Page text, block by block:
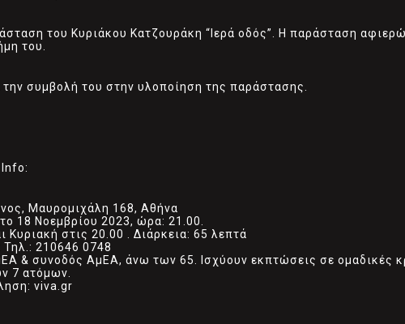
του Κυριάκου Κατζουράκη “Ιερά οδός”. Η παράσταση
του.
συμβολή του στην υλοποίηση της παράστασης.
Info:
Μαυρομιχάλη 168, Αθήνα
18 Νοεμβρίου 2023, ώρα: 21.00.
Κυριακή στις 20.00 . Διάρκεια: 65 λεπτά
Τηλ.: 210646 0748
& συνοδός ΑμΕΑ, άνω των 65. Ισχύουν εκπτώσεις σε ομαδικές
7 ατόμων.
viva.gr